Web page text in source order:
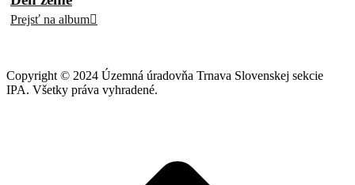
Prejsť na album
Copyright © 2024 Územná úradovňa Trnava Slovenskej sekcie
IPA. Všetky práva vyhradené.